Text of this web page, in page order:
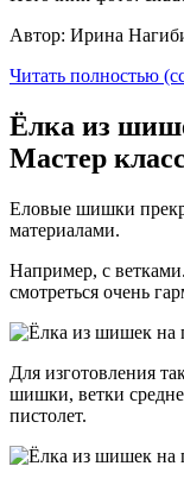
Автор: Ирина
Читать полностью
Ёлка из
Мастер
Еловые шишки
материалами.
Например, с
смотреться очень
Для изготовления
шишки, ветки
пистолет.